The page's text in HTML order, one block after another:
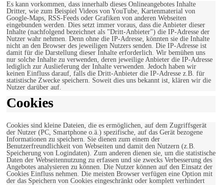
Es kann vorkommen, dass innerhalb dieses Onlineangebotes Inhalte
Dritter, wie zum Beispiel Videos von YouTube, Kartenmaterial von
Google-Maps, RSS-Feeds oder Grafiken von anderen Webseiten
eingebunden werden. Dies setzt immer voraus, dass die Anbieter dieser
Inhalte (nachfolgend bezeichnet als "Dritt-Anbieter") die IP-Adresse der
Nutzer wahr nehmen. Denn ohne die IP-Adresse, könnten sie die Inhalte
nicht an den Browser des jeweiligen Nutzers senden. Die IP-Adresse ist
damit für die Darstellung dieser Inhalte erforderlich. Wir bemühen uns
nur solche Inhalte zu verwenden, deren jeweilige Anbieter die IP-Adresse
lediglich zur Auslieferung der Inhalte verwenden. Jedoch haben wir
keinen Einfluss darauf, falls die Dritt-Anbieter die IP-Adresse z.B. für
statistische Zwecke speichern. Soweit dies uns bekannt ist, klären wir die
Nutzer darüber auf.
Cookies
Cookies sind kleine Dateien, die es ermöglichen, auf dem Zugriffsgerät
der Nutzer (PC, Smartphone o.ä.) spezifische, auf das Gerät bezogene
Informationen zu speichern. Sie dienen zum einem der
Benutzerfreundlichkeit von Webseiten und damit den Nutzern (z.B.
Speicherung von Logindaten). Zum anderen dienen sie, um die statistische
Daten der Webseitennutzung zu erfassen und sie zwecks Verbesserung des
Angebotes analysieren zu können. Die Nutzer können auf den Einsatz der
Cookies Einfluss nehmen. Die meisten Browser verfügen eine Option mit
der das Speichern von Cookies eingeschränkt oder komplett verhindert